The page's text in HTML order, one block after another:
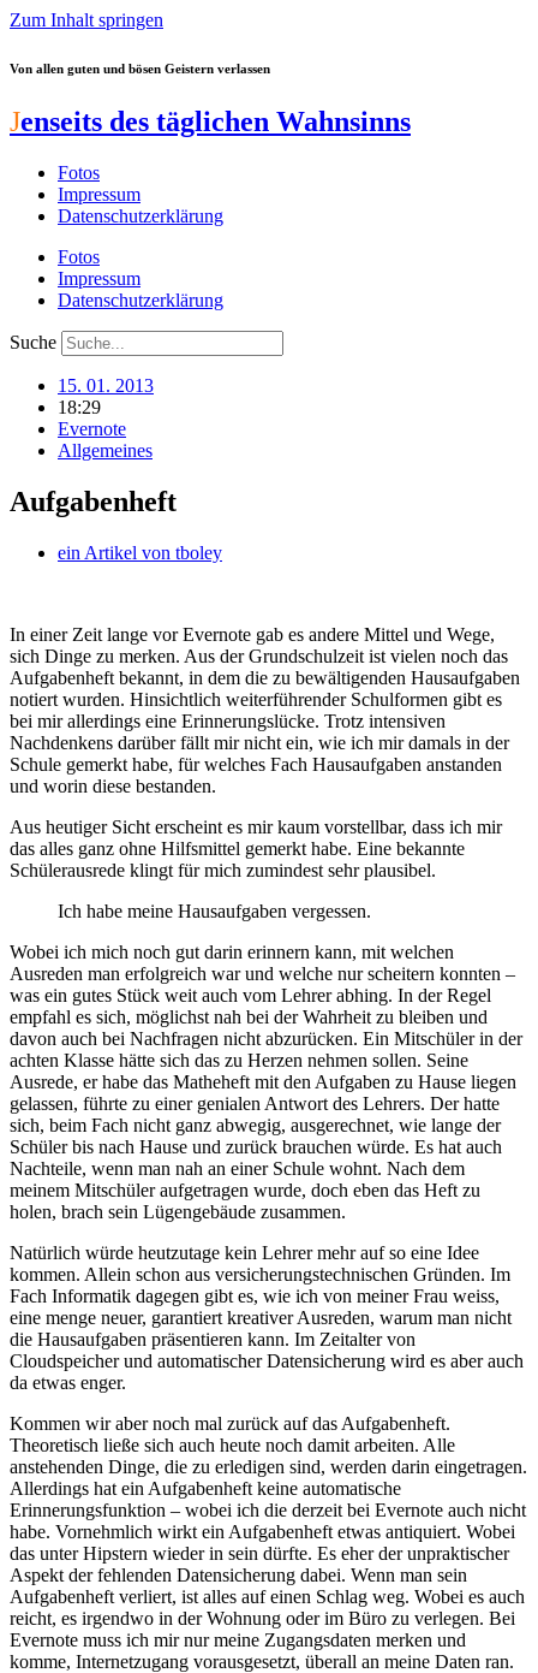
Zum Inhalt springen
Von allen guten und bösen Geistern verlassen
Jenseits des täglichen Wahnsinns
Fotos
Impressum
Datenschutzerklärung
Fotos
Impressum
Datenschutzerklärung
Suche
15. 01. 2013
18:29
Evernote
Allgemeines
Aufgabenheft
ein Artikel von tboley
In einer Zeit lange vor Evernote gab es andere Mittel und Wege,
sich Dinge zu merken. Aus der Grundschulzeit ist vielen noch das
Aufgabenheft bekannt, in dem die zu bewältigenden Hausaufgaben
notiert wurden. Hinsichtlich weiterführender Schulformen gibt es
bei mir allerdings eine Erinnerungslücke. Trotz intensiven
Nachdenkens darüber fällt mir nicht ein, wie ich mir damals in der
Schule gemerkt habe, für welches Fach Hausaufgaben anstanden
und worin diese bestanden.
Aus heutiger Sicht erscheint es mir kaum vorstellbar, dass ich mir
das alles ganz ohne Hilfsmittel gemerkt habe. Eine bekannte
Schülerausrede klingt für mich zumindest sehr plausibel.
Ich habe meine Hausaufgaben vergessen.
Wobei ich mich noch gut darin erinnern kann, mit welchen
Ausreden man erfolgreich war und welche nur scheitern konnten –
was ein gutes Stück weit auch vom Lehrer abhing. In der Regel
empfahl es sich, möglichst nah bei der Wahrheit zu bleiben und
davon auch bei Nachfragen nicht abzurücken. Ein Mitschüler in der
achten Klasse hätte sich das zu Herzen nehmen sollen. Seine
Ausrede, er habe das Matheheft mit den Aufgaben zu Hause liegen
gelassen, führte zu einer genialen Antwort des Lehrers. Der hatte
sich, beim Fach nicht ganz abwegig, ausgerechnet, wie lange der
Schüler bis nach Hause und zurück brauchen würde. Es hat auch
Nachteile, wenn man nah an einer Schule wohnt. Nach dem
meinem Mitschüler aufgetragen wurde, doch eben das Heft zu
holen, brach sein Lügengebäude zusammen.
Natürlich würde heutzutage kein Lehrer mehr auf so eine Idee
kommen. Allein schon aus versicherungstechnischen Gründen. Im
Fach Informatik dagegen gibt es, wie ich von meiner Frau weiss,
eine menge neuer, garantiert kreativer Ausreden, warum man nicht
die Hausaufgaben präsentieren kann. Im Zeitalter von
Cloudspeicher und automatischer Datensicherung wird es aber auch
da etwas enger.
Kommen wir aber noch mal zurück auf das Aufgabenheft.
Theoretisch ließe sich auch heute noch damit arbeiten. Alle
anstehenden Dinge, die zu erledigen sind, werden darin eingetragen.
Allerdings hat ein Aufgabenheft keine automatische
Erinnerungsfunktion – wobei ich die derzeit bei Evernote auch nicht
habe. Vornehmlich wirkt ein Aufgabenheft etwas antiquiert. Wobei
das unter Hipstern wieder in sein dürfte. Es eher der unpraktischer
Aspekt der fehlenden Datensicherung dabei. Wenn man sein
Aufgabenheft verliert, ist alles auf einen Schlag weg. Wobei es auch
reicht, es irgendwo in der Wohnung oder im Büro zu verlegen. Bei
Evernote muss ich mir nur meine Zugangsdaten merken und
komme, Internetzugang vorausgesetzt, überall an meine Daten ran.